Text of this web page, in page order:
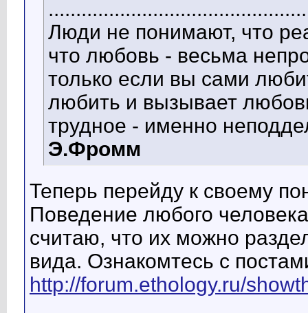
Люди не понимают, что
что любовь - весьма
только если вы сами
любить и вызывает
трудное - именно
Э.Фромм
Теперь перейду к своему
Поведение любого
считаю, что их можно
вида. Ознакомтесь с
http://forum.ethology.ru/